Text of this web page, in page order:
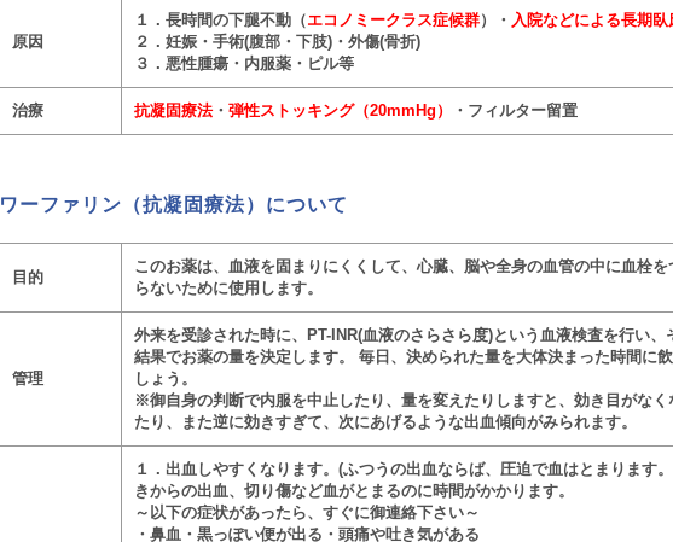
原因
１．長時間の下腿不動（エコノミークラス症候群）・ 入院などによる長期臥
２．妊娠・手術(腹部・下肢)・外傷(骨折)
３．悪性腫瘍・内服薬・ピル等
治療 抗凝固療法・ 弾性ストッキング（20mmHg） ・フィルター留置
ワーファリン（抗凝固療法）について
目的
このお薬は、血液を固まりにくくして、心臓、脳や全身の血管の中に血栓を
らないために使用します。
管理
外来を受診された時に、PT-INR(血液のさらさら度)という血液検査を行い、
結果でお薬の量を決定します。 毎日、決められた量を大体決まった時間に
しょう。
※御自身の判断で内服を中止したり、量を変えたりしますと、効き目がなく
たり、また逆に効きすぎて、次にあげるような出血傾向がみられます。
１．出血しやすくなります。(ふつうの出血ならば、圧迫で血はとまります
きからの出血、切り傷など血がとまるのに時間がかかります。
～以下の症状があったら、すぐに御連絡下さい～
・鼻血・黒っぽい便が出る・頭痛や吐き気がある